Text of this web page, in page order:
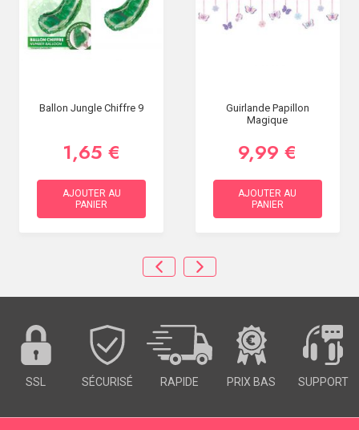
Ballon Jungle Chiffre 9
1,65 €
AJOUTER AU
PANIER
Guirlande Papillon
Magique
9,99 €
AJOUTER AU
PANIER
SSL SÉCURISÉ RAPIDE PRIX BAS SUPPORT